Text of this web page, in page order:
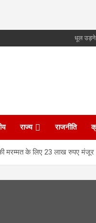
धूल उड़ने
राज्य राजनीति
मरम्मत के लिए 23 लाख रुपए मंजूर